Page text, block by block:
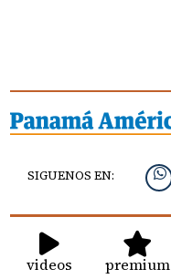
SIGUENOS EN:
videos premium